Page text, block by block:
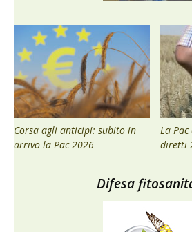
Corsa agli anticipi: subito in
arrivo la Pac 2026
La
diretti
Difesa